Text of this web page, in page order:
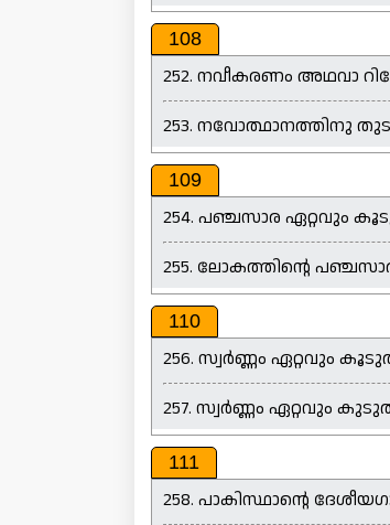
108
252. നവീകരണം അഥവാ
253. നവോത്ഥാനത്തിനു
109
254. പഞ്ചസാര ഏറ്റവും
255. ലോകത്തിന്റെ
110
256. സ്വർണ്ണം ഏറ്റവും
257. സ്വർണ്ണം ഏറ്റവും
111
258. പാകിസ്ഥാന്റെ